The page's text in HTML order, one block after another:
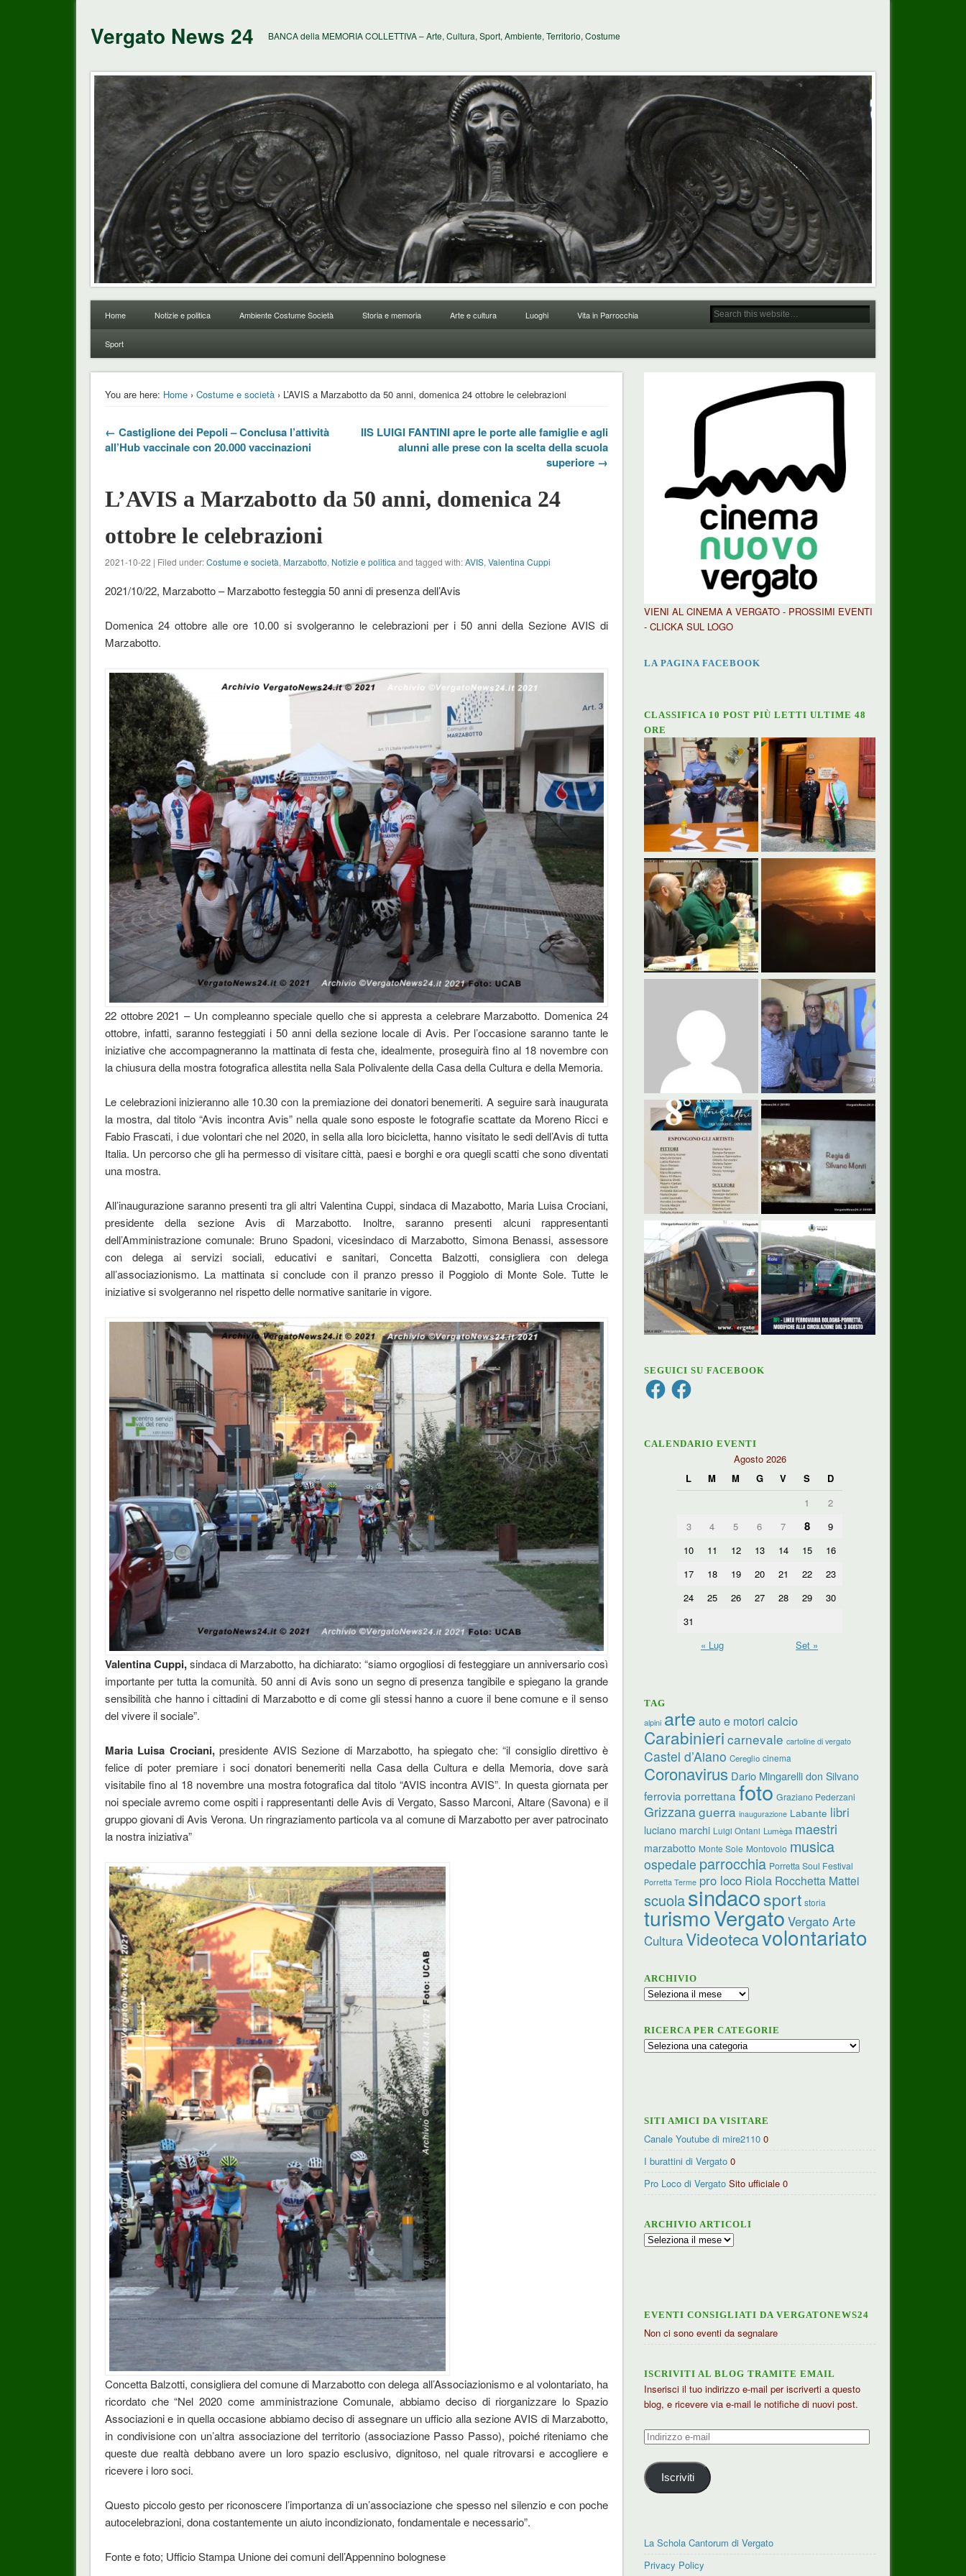
Vergato News 24 BANCA della MEMORIA COLLETTIVA – Arte, Cultura, Sport, Ambiente, Territorio, Costume
Home Notizie e politica Ambiente Costume Società Storia e memoria Arte e cultura Luoghi Vita in Parrocchia
Sport
You are here: Home› Costume e società› L’AVIS a Marzabotto da 50 anni, domenica 24 ottobre le celebrazioni
← Castiglione dei Pepoli – Conclusa l’attività
all’Hub vaccinale con 20.000 vaccinazioni
IIS LUIGI FANTINI apre le porte alle famiglie e agli
alunni alle prese con la scelta della scuola
superiore →
L’AVIS a Marzabotto da 50 anni, domenica 24
ottobre le celebrazioni
2021-10-22 | Filed under:Costume e società, Marzabotto, Notizie e politica and tagged with:AVIS, Valentina Cuppi
2021/10/22, Marzabotto – Marzabotto festeggia 50 anni di presenza dell’Avis
Domenica 24 ottobre alle ore 10.00 si svolgeranno le celebrazioni per i 50 anni della Sezione AVIS di
Marzabotto.
22 ottobre 2021 – Un compleanno speciale quello che si appresta a celebrare Marzabotto. Domenica 24
ottobre, infatti, saranno festeggiati i 50 anni della sezione locale di Avis. Per l’occasione saranno tante le
iniziative che accompagneranno la mattinata di festa che, idealmente, proseguirà fino al 18 novembre con
la chiusura della mostra fotografica allestita nella Sala Polivalente della Casa della Cultura e della Memoria.
Le celebrazioni inizieranno alle 10.30 con la premiazione dei donatori benemeriti. A seguire sarà inaugurata
la mostra, dal titolo “Avis incontra Avis” nella quale sono esposte le fotografie scattate da Moreno Ricci e
Fabio Frascati, i due volontari che nel 2020, in sella alla loro bicicletta, hanno visitato le sedi dell’Avis di tutta
Italia. Un percorso che gli ha permesso di visitare città, paesi e borghi e ora quegli scatti che sono diventati
una mostra.
All’inaugurazione saranno presenti tra gli altri Valentina Cuppi, sindaca di Mazabotto, Maria Luisa Crociani,
presidente della sezione Avis di Marzabotto. Inoltre, saranno presenti alcuni rappresentanti
dell’Amministrazione comunale: Bruno Spadoni, vicesindaco di Marzabotto, Simona Benassi, assessore
con delega ai servizi sociali, educativi e sanitari, Concetta Balzotti, consigliera con delega
all’associazionismo. La mattinata si conclude con il pranzo presso il Poggiolo di Monte Sole. Tutte le
iniziative si svolgeranno nel rispetto delle normative sanitarie in vigore.
Valentina Cuppi,sindaca di Marzabotto, ha dichiarato: “siamo orgogliosi di festeggiare un anniversario così
importante per tutta la comunità. 50 anni di Avis sono un segno di presenza tangibile e spiegano la grande
sensibilità che hanno i cittadini di Marzabotto e di come gli stessi hanno a cuore il bene comune e il senso
del vivere il sociale”.
Maria Luisa Crociani,presidente AVIS Sezione di Marzabotto, ha spiegato che: “il consiglio direttivo è
felice di poter premiare i soci donatori benemeriti nella Casa della Cultura e della Memoria, dove sarà
visitabile fino al 18 novembre una mostra fotografica dal titolo “AVIS incontra AVIS”. In questa giornata per
noi speciale avremo come ospiti i rappresentanti delle Avis di Vergato, Sasso Marconi, Altare (Savona) e il
gruppo giovani di Avis Verona. Un ringraziamento particola va al comune di Marzabotto per aver patrocinato
la nostra iniziativa”
Concetta Balzotti, consigliera del comune di Marzabotto con delega all’Associazionismo e al volontariato, ha
ricordato che “Nel 2020 come amministrazione Comunale, abbiamo deciso di riorganizzare lo Spazio
Associazioni e in quella occasione abbiamo deciso di assegnare un ufficio alla sezione AVIS di Marzabotto,
in condivisione con un’altra associazione del territorio (associazione Passo Passo), poiché riteniamo che
queste due realtà debbano avere un loro spazio esclusivo, dignitoso, nel quale ritrovarsi e accogliere e
ricevere i loro soci.
Questo piccolo gesto per riconoscere l’importanza di un’associazione che spesso nel silenzio e con poche
autocelebrazioni, dona costantemente un aiuto incondizionato, fondamentale e necessario”.
Fonte e foto; Ufficio Stampa Unione dei comuni dell’Appennino bolognese
VIENI AL CINEMA A VERGATO - PROSSIMI EVENTI
- CLICKA SUL LOGO
LA PAGINA FACEBOOK
CLASSIFICA 10 POST PIÙ LETTI ULTIME 48
ORE
SEGUICI SU FACEBOOK
FacebookFacebook
CALENDARIO EVENTI
Agosto 2026
L
M M G V S
D
1
2
3
4 5 6 7 8
9
10
11 12 13 14 15
16
17
18 19 20 21 22
23
24
25 26 27 28 29
30
31
« Lug
Set »
TAG
alpini arte auto e motori calcio
Carabinieri carnevale cartoline di vergato
Castel d’Aiano Cereglio cinema
Coronavirus Dario Mingarelli don Silvano
ferrovia porrettana foto Graziano Pederzani
Grizzanaguerra inaugurazione Labante libri
luciano marchi Luigi Ontani Lumèga maestri
marzabotto Monte Sole Montovolo musica
ospedale parrocchia Porretta Soul Festival
Porretta Terme pro loco Riola Rocchetta Mattei
scuolasindacosport storia
turismoVergato Vergato Arte
CulturaVideotecavolontariato
ARCHIVIO
Archivio
RICERCA PER CATEGORIE
Ricerca
SITI AMICI DA VISITARE
Canale Youtube di mire2110 0
I burattini di Vergato 0
Pro Loco di Vergato Sito ufficiale 0
ARCHIVIO ARTICOLI
Archivio
EVENTI CONSIGLIATI DA VERGATONEWS24
Non ci sono eventi da segnalare
ISCRIVITI AL BLOG TRAMITE EMAIL
Inserisci il tuo indirizzo e-mail per iscriverti a questo
blog, e ricevere via e-mail le notifiche di nuovi post.
Indirizzo
mail
Iscriviti
La Schola Cantorum di Vergato
Privacy Policy